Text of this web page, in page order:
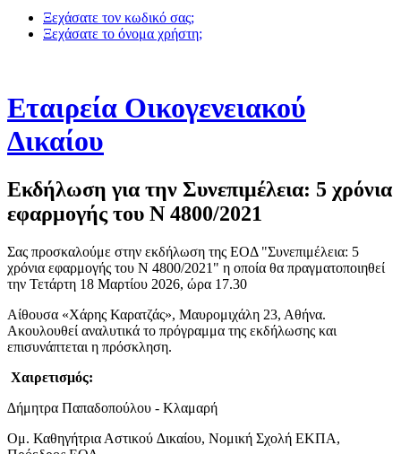
Ξεχάσατε τον κωδικό σας;
Ξεχάσατε το όνομα χρήστη;
Εταιρεία Οικογενειακού
Δικαίου
Εκδήλωση για την Συνεπιμέλεια: 5 χρόνια
εφαρμογής του Ν 4800/2021
Σας προσκαλούμε στην εκδήλωση της ΕΟΔ "Συνεπιμέλεια: 5
χρόνια εφαρμογής του Ν 4800/2021" η οποία θα πραγματοποιηθεί
την Τετάρτη 18 Μαρτίου 2026, ώρα 17.30
Αίθουσα «Χάρης Καρατζάς», Μαυρομιχάλη 23, Αθήνα.
Aκουλουθεί αναλυτικά το πρόγραμμα της εκδήλωσης και
επισυνάπτεται η πρόσκληση.
Χαιρετισμός:
∆ήμητρα Παπαδοπούλου - Κλαμαρή
Ομ. Καθηγήτρια Αστικού ∆ικαίου, Νομική Σχολή ΕΚΠΑ,